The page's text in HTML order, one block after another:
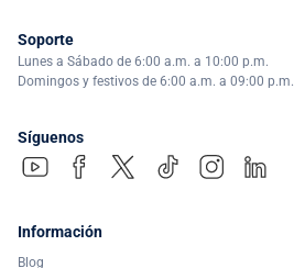
Soporte
Lunes a Sábado de 6:00 a.m. a 10:00 p.m.
Domingos y festivos de 6:00 a.m. a 09:00 p.m.
Síguenos
Información
Blog